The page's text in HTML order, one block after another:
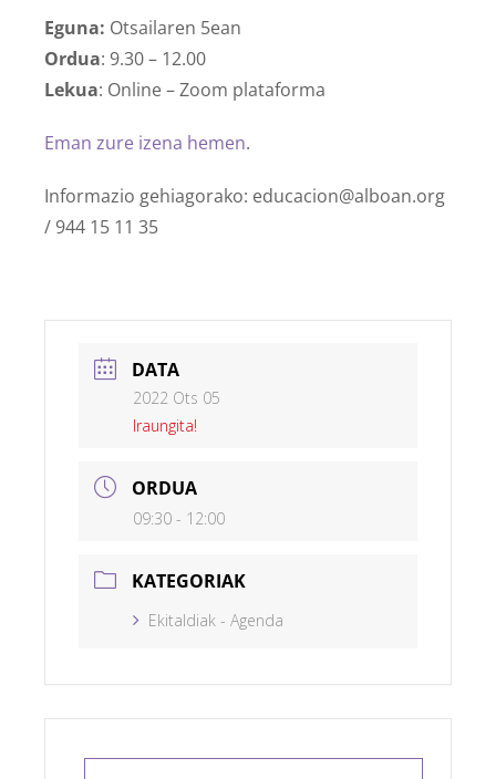
Eguna: Otsailaren 5ean
Ordua: 9.30 – 12.00
Lekua: Online – Zoom plataforma
Eman zure izena hemen.
Informazio gehiagorako: educacion@alboan.org
/ 944 15 11 35
DATA
2022 Ots 05
Iraungita!
ORDUA
09:30 - 12:00
KATEGORIAK
Ekitaldiak - Agenda